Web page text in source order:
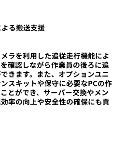
ラを利用した追従走行機能によ
確認しながら作業員の後ろに追
きます。また、オプションユニ
スキットや保守に必要なPCの作
とができ、サーバー交換やメン
率の向上や安全性の確保にも貢
る搬送支援